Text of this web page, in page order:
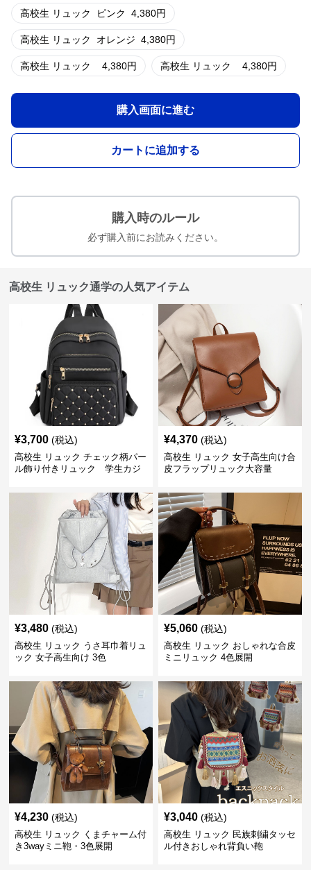
高校生 リュック ピンク 4,380円
高校生 リュック オレンジ 4,380円
高校生 リュック 4,380円 高校生 リュック 4,380円
購入画面に進む
カートに追加する
購入時のルール
必ず購入前にお読みください。
高校生 リュック通学の人気アイテム
¥3,700 (税込)
高校生 リュック チェック柄パー
ル飾り付きリュック 学生カジ
¥4,370 (税込)
高校生 リュック 女子高生向け合
皮フラップリュック大容量
¥3,480 (税込)
高校生 リュック うさ耳巾着リュ
ック 女子高生向け 3色
¥5,060 (税込)
高校生 リュック おしゃれな合皮
ミニリュック 4色展開
¥4,230 (税込)
高校生 リュック くまチャーム付
き3wayミニ鞄・3色展開
¥3,040 (税込)
高校生 リュック 民族刺繍タッセ
ル付きおしゃれ背負い鞄